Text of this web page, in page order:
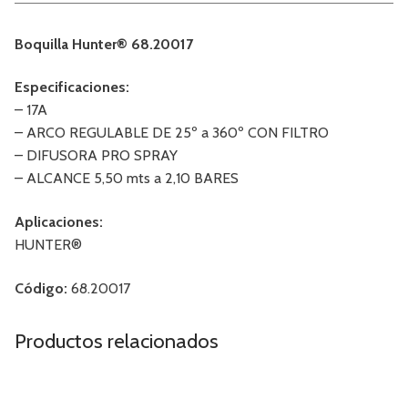
Boquilla Hunter® 68.20017
Especificaciones:
– 17A
– ARCO REGULABLE DE 25º a 360º CON FILTRO
– DIFUSORA PRO SPRAY
– ALCANCE 5,50 mts a 2,10 BARES
Aplicaciones:
HUNTER®
Código: 68.20017
Productos relacionados